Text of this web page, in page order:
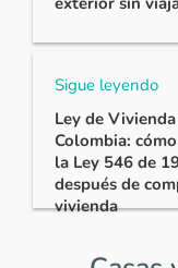
Sigue leyendo
Ley de
Colombia:
la Ley 546 de
después de
vivienda